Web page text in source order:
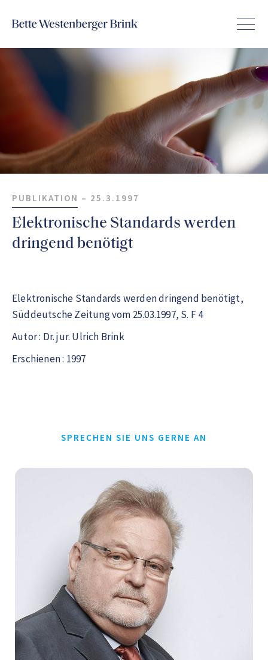
PUBLIKATION – 25.3.1997
Elektronische Standards werden
dringend benötigt
Elektronische Standards werden dringend benötigt,
Süddeutsche Zeitung vom 25.03.1997, S. F 4
Autor : Dr. jur. Ulrich Brink
Erschienen : 1997
SPRECHEN SIE UNS GERNE AN